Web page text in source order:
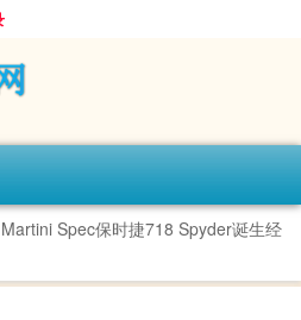
Spec保时捷718 Spyder诞生经